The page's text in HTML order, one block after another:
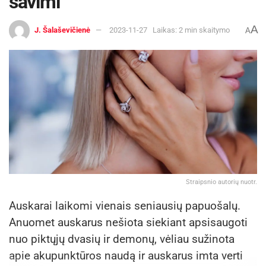
suprantamas, pardavimus darys lengviau. O
paveiki ir įspūdinga reklama greičiau ras kelią į
platesnį žmonių ratą.
Natūralių produktų e. parduotuvės logotipas
J. Šalaševičienė 2023-11-27 Laikas: 2 min skaitymo AA
Straipsnio autorių nuotr.
Auskarai laikomi vienais seniausių papuošalų.
Anuomet auskarus nešiota siekiant apsisaugoti
nuo piktųjų dvasių ir demonų, vėliau sužinota
apie akupunktūros naudą ir auskarus imta verti